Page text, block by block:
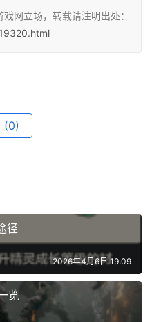
网立场，转载请注明出处：
(0)
径
2026年4月6日 19:09
览